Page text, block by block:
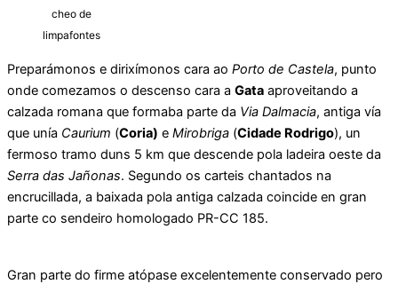
cheo de
limpafontes
Preparámonos e dirixímonos cara ao Porto de Castela, punto
onde comezamos o descenso cara a Gata aproveitando a
calzada romana que formaba parte da Via Dalmacia, antiga vía
que unía Caurium (Coria) e Mirobriga (Cidade Rodrigo), un
fermoso tramo duns 5 km que descende pola ladeira oeste da
Serra das Jañonas. Segundo os carteis chantados na
encrucillada, a baixada pola antiga calzada coincide en gran
parte co sendeiro homologado PR-CC 185.
Gran parte do firme atópase excelentemente conservado pero